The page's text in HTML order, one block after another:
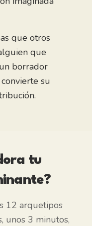
que otros
que
borrador
su
tu
12 arquetipos
unos 3 minutos,